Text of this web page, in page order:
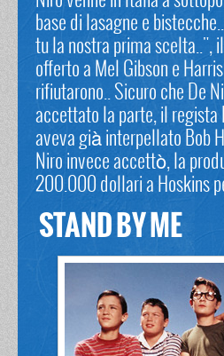
base di lasagne e
tu la nostra prima scelta..",
offerto a Mel Gibson e
rifiutarono.. Sicuro che De
accettato la parte, il regista
aveva già interpellato Bob
Niro invece accettò, la
200.000 dollari a Hoskins
STAND BY ME